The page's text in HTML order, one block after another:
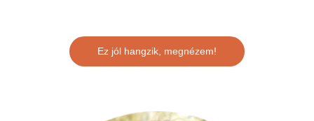
Ez jól hangzik, megnézem!